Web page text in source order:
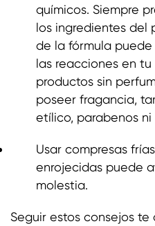
químicos. Siempre
los ingredientes del
de la fórmula
las reacciones en tu
productos sin
poseer fragancia,
etílico, parabenos ni
Usar compresas
enrojecidas puede
molestia.
Seguir estos consejos